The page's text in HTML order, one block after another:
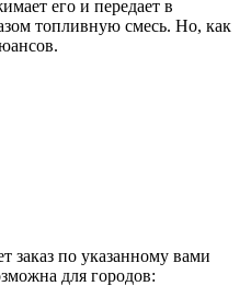
его и передает в
топливную смесь. Но, как
заказ по указанному вами
для городов: